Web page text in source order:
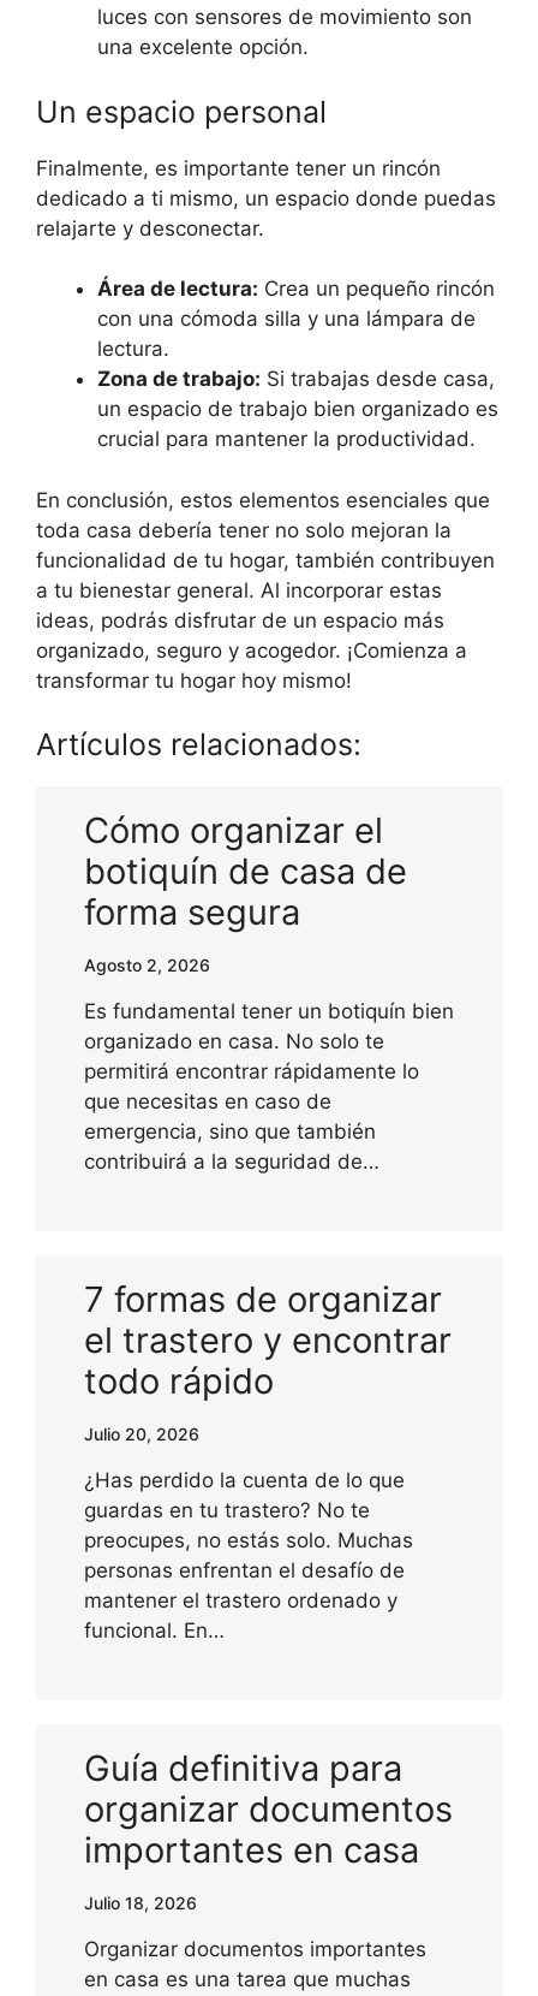
luces con sensores de movimiento son
una excelente opción.
Un espacio personal
Finalmente, es importante tener un rincón
dedicado a ti mismo, un espacio donde puedas
relajarte y desconectar.
Área de lectura: Crea un pequeño rincón
con una cómoda silla y una lámpara de
lectura.
Zona de trabajo: Si trabajas desde casa,
un espacio de trabajo bien organizado es
crucial para mantener la productividad.
En conclusión, estos elementos esenciales que
toda casa debería tener no solo mejoran la
funcionalidad de tu hogar, también contribuyen
a tu bienestar general. Al incorporar estas
ideas, podrás disfrutar de un espacio más
organizado, seguro y acogedor. ¡Comienza a
transformar tu hogar hoy mismo!
Artículos relacionados:
Cómo organizar el
botiquín de casa de
forma segura
Agosto 2, 2026
Es fundamental tener un botiquín bien
organizado en casa. No solo te
permitirá encontrar rápidamente lo
que necesitas en caso de
emergencia, sino que también
contribuirá a la seguridad de…
7 formas de organizar
el trastero y encontrar
todo rápido
Julio 20, 2026
¿Has perdido la cuenta de lo que
guardas en tu trastero? No te
preocupes, no estás solo. Muchas
personas enfrentan el desafío de
mantener el trastero ordenado y
funcional. En…
Guía definitiva para
organizar documentos
importantes en casa
Julio 18, 2026
Organizar documentos importantes
en casa es una tarea que muchas